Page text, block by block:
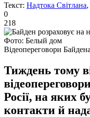
Текст: Надтока Світлана
0
218
Фото: Белый дом
Відеопереговори
Тиждень тому
Росії, на яких
контакти й